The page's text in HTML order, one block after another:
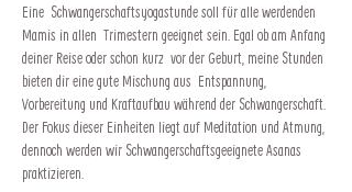
Eine  Schwangerschaftsyogastunde soll für alle werdenden
Mamis in allen  Trimestern geeignet sein. Egal ob am Anfang
deiner Reise oder schon kurz  vor der Geburt, meine Stunden
bieten dir eine gute Mischung aus  Entspannung,
Vorbereitung und Kraftaufbau während der Schwangerschaft.
Der Fokus dieser Einheiten liegt auf Meditation und Atmung,
dennoch werden wir Schwangerschaftsgeeignete Asanas
praktizieren.